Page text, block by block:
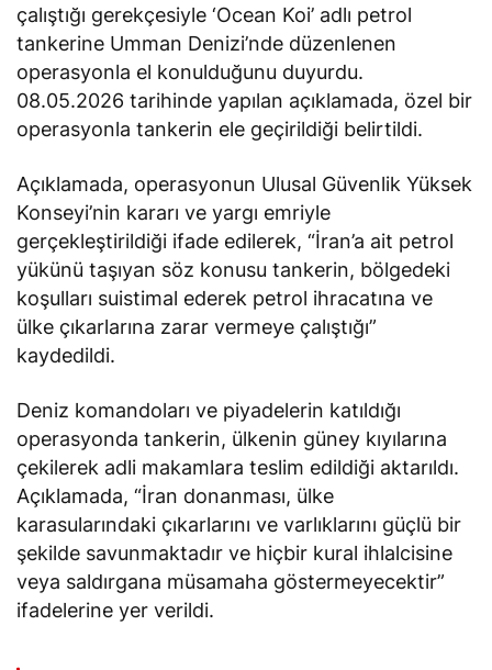
çalıştığı gerekçesiyle ‘Ocean Koi’ adlı petrol
tankerine Umman Denizi’nde düzenlenen
operasyonla el konulduğunu duyurdu.
08.05.2026 tarihinde yapılan açıklamada, özel bir
operasyonla tankerin ele geçirildiği belirtildi.
Açıklamada, operasyonun Ulusal Güvenlik Yüksek
Konseyi’nin kararı ve yargı emriyle
gerçekleştirildiği ifade edilerek, “İran’a ait petrol
yükünü taşıyan söz konusu tankerin, bölgedeki
koşulları suistimal ederek petrol ihracatına ve
ülke çıkarlarına zarar vermeye çalıştığı”
kaydedildi.
Deniz komandoları ve piyadelerin katıldığı
operasyonda tankerin, ülkenin güney kıyılarına
çekilerek adli makamlara teslim edildiği aktarıldı.
Açıklamada, “İran donanması, ülke
karasularındaki çıkarlarını ve varlıklarını güçlü bir
şekilde savunmaktadır ve hiçbir kural ihlalcisine
veya saldırgana müsamaha göstermeyecektir”
ifadelerine yer verildi.